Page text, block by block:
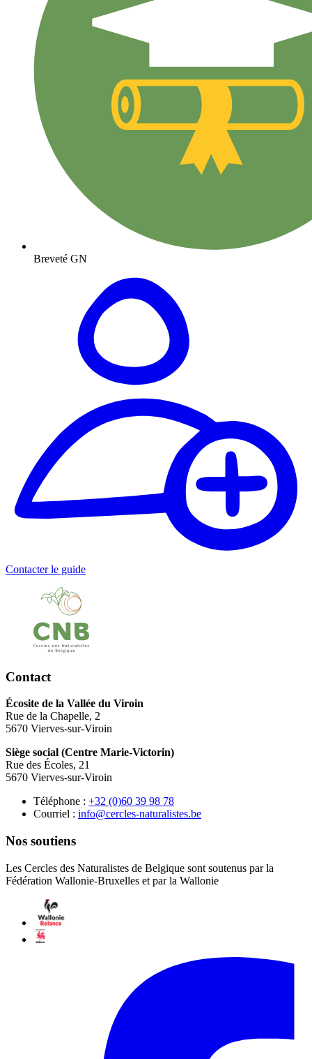
Breveté GN
Contacter le guide
Contact
Écosite de la Vallée du Viroin
Rue de la Chapelle, 2
5670 Vierves-sur-Viroin
Siège social (Centre Marie-Victorin)
Rue des Écoles, 21
5670 Vierves-sur-Viroin
Téléphone : 87 89 93 06(0) 23+
Courriel : eb.setsilarutan-selcrec@ofni
Nos soutiens
Les Cercles des Naturalistes de Belgique sont soutenus par la
Fédération Wallonie-Bruxelles et par la Wallonie